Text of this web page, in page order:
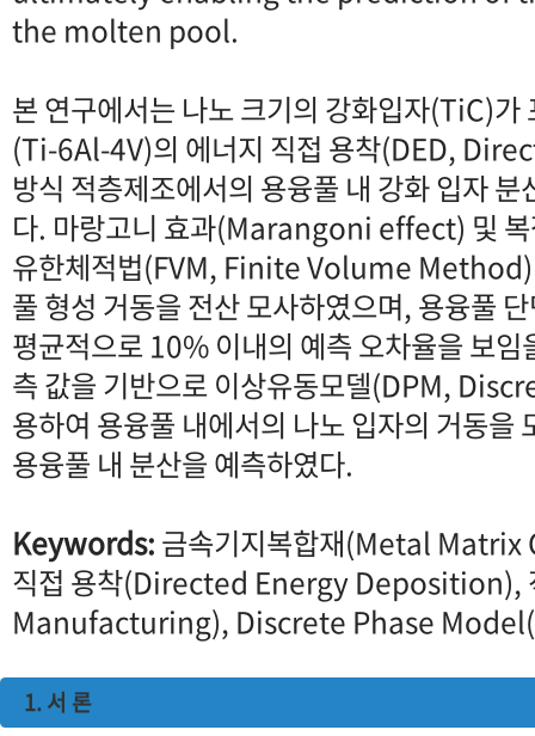
the molten pool.
본 연구에서는 나노 크기의 강화입자(TiC)가
(Ti-6Al-4V)의 에너지 직접 용착(DED,
방식 적층제조에서의 용융풀 내 강화 입자
다. 마랑고니 효과(Marangoni effect) 및 복
유한체적법(FVM, Finite Volume Method)
풀 형성 거동을 전산 모사하였으며, 용융풀
평균적으로 10% 이내의 예측 오차율을 보임
측 값을 기반으로 이상유동모델(DPM,
용하여 용융풀 내에서의 나노 입자의 거동을
용융풀 내 분산을 예측하였다.
Keywords:금속기지복합재(Metal
직접 용착(Directed Energy Deposition),
Manufacturing), Discrete Phase
1. 서 론